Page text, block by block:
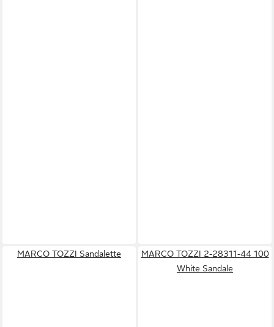
MARCO TOZZI Sandalette
MARCO TOZZI 2-28311-44 100
White Sandale